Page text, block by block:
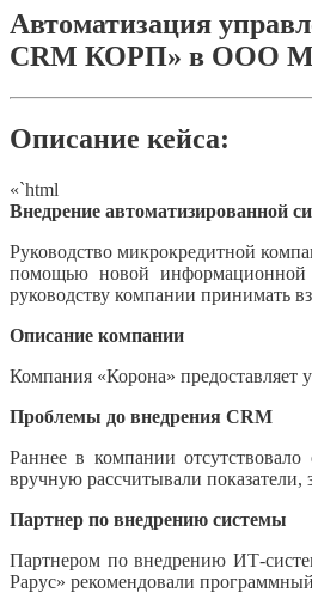
Автоматизация
CRM КОРП» в ООО
Описание кейса:
«`html
Внедрение автоматизированной
Руководство микрокредитной
помощью новой информационной
руководству компании принимать
Описание компании
Компания «Корона»
Проблемы до внедрения CRM
Раннее в компании
вручную рассчитывали показатели,
Партнер по внедрению системы
Партнером по внедрению ИТ-
Рарус» рекомендовали